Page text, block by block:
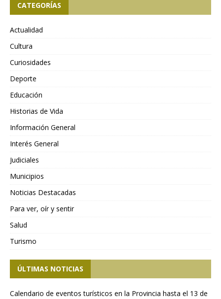
CATEGORÍAS
Actualidad
Cultura
Curiosidades
Deporte
Educación
Historias de Vida
Información General
Interés General
Judiciales
Municipios
Noticias Destacadas
Para ver, oír y sentir
Salud
Turismo
ÚLTIMAS NOTICIAS
Calendario de eventos turísticos en la Provincia hasta el 13 de